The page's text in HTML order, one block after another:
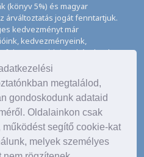
megtalálod,
gondoskodunk adataid
Oldalainkon csak
működést segítő cookie-kat
melyek személyes
(könyv 5%) és magyar
árváltoztatás jogát fenntartjuk.
kedvezményt már
kedvezményeink,
feltüntetett ideig, a készletek
érvényesek.
illetve az
kapcsolat szükséges
mennyiségeket
tájékoztató
gondossággal kezeljük, de
nem tudunk vállalni.